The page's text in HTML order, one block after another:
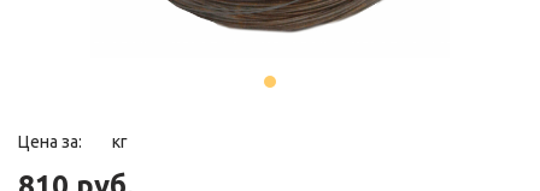
Цена за: кг